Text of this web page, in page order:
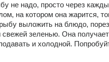
не надо, просто через
на котором она жарится,
выложить на блюдо,
зеленью. Она
и холодной.